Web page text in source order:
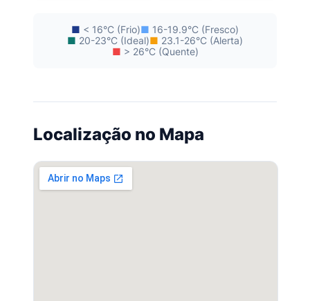
■ < 16°C (Frio)■ 16-19.9°C (Fresco)
■ 20-23°C (Ideal)■ 23.1-26°C (Alerta)
■ > 26°C (Quente)
Localização no Mapa